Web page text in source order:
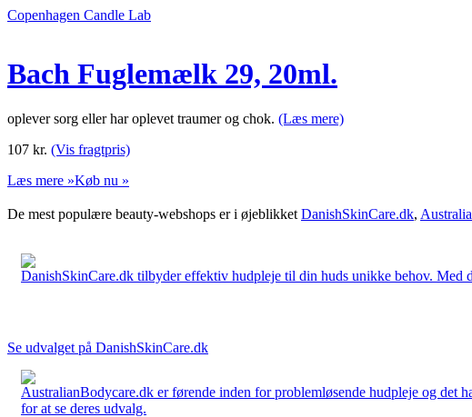
Copenhagen Candle Lab
Bach Fuglemælk 29, 20ml.
oplever sorg eller har oplevet traumer og chok. (Læs mere)
107 kr. (Vis fragtpris)
Læs mere »Køb nu »
De mest populære beauty-webshops er i øjeblikket DanishSkinCare.dk,
DanishSkinCare.dk tilbyder effektiv hudpleje til din huds unikke behov. Med
Se udvalget på DanishSkinCare.dk
AustralianBodycare.dk er førende inden for problemløsende hudpleje og det
for at se deres udvalg.